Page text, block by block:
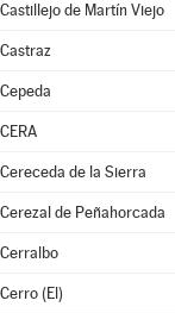
Castillejo de Martín Viejo
Castraz
Cepeda
CERA
Cereceda de la Sierra
Cerezal de Peñahorcada
Cerralbo
Cerro (El)